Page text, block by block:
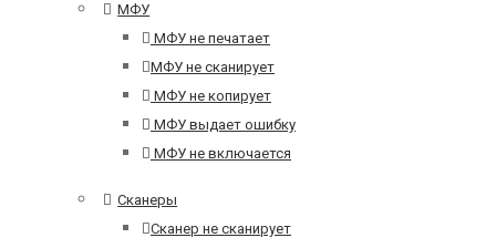
МФУ
МФУ не печатает
МФУ не сканирует
МФУ не копирует
МФУ выдает ошибку
МФУ не включается
Сканеры
Сканер не сканирует